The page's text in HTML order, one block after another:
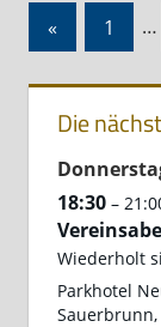
der
Beiträge
« Vorherige
Beiträge
1 …
Die
18:30 –
Wiederholt
Parkhotel